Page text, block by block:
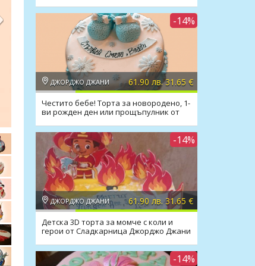
-14%
ДЖОРДЖО ДЖАНИ 61.90 лв. 31.65 €
Честито бебе! Торта за новородено, 1-
ви рожден ден или прощъпулник от
-14%
ДЖОРДЖО ДЖАНИ 61.90 лв. 31.65 €
Детска 3D торта за момче с коли и
герои от Сладкарница Джорджо Джани
-14%